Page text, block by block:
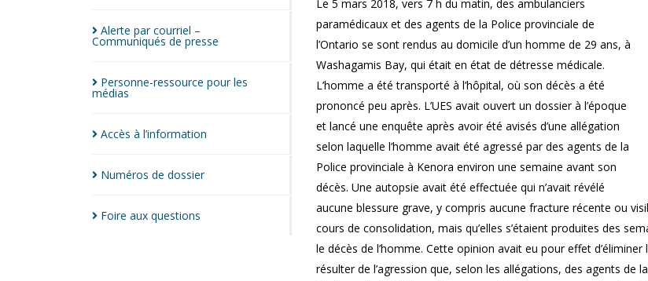
Alerte par courriel –
Communiqués de presse
Personne-ressource pour les
médias
Accès à l’information
Numéros de dossier
Foire aux questions
Le 5 mars 2018, vers 7 h du matin, des ambulanciers
paramédicaux et des agents de la Police provinciale de
l’Ontario se sont rendus au domicile d’un homme de 29 ans, à
Washagamis Bay, qui était en état de détresse médicale.
L’homme a été transporté à l’hôpital, où son décès a été
prononcé peu après. L’UES avait ouvert un dossier à l’époque
et lancé une enquête après avoir été avisés d’une allégation
selon laquelle l’homme avait été agressé par des agents de la
Police provinciale à Kenora environ une semaine avant son
décès. Une autopsie avait été effectuée qui n’avait révélé
aucune blessure grave, y compris aucune fracture récente ou
cours de consolidation, mais qu’elles s’étaient produites des
le décès de l’homme. Cette opinion avait eu pour effet
résulter de l’agression que, selon les allégations, des agents de